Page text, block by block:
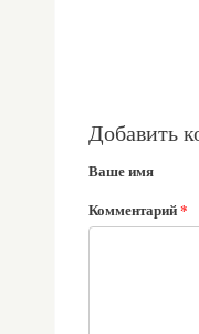
Добавить
Ваше имя
Комментарий*